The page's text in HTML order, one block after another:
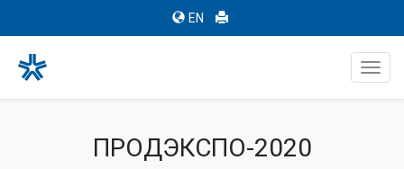
EN
ПРОДЭКСПО-2020